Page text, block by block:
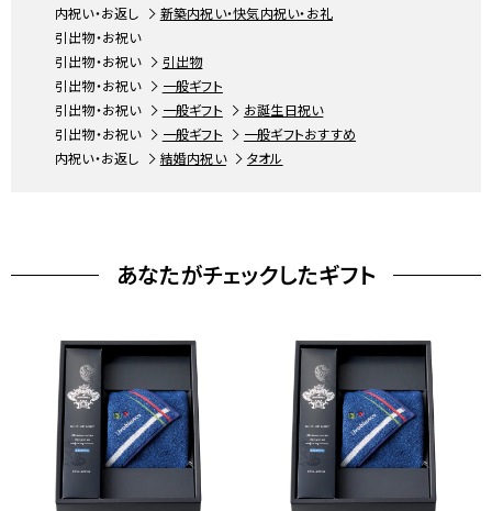
内祝い・お返し
新築内祝い・快気内祝い・お礼
引出物・お祝い
引出物・お祝い
引出物
引出物・お祝い
一般ギフト
引出物・お祝い
一般ギフト
お誕生日祝い
引出物・お祝い
一般ギフト
一般ギフトおすすめ
内祝い・お返し
結婚内祝い タオル
あなたがチェックしたギフト